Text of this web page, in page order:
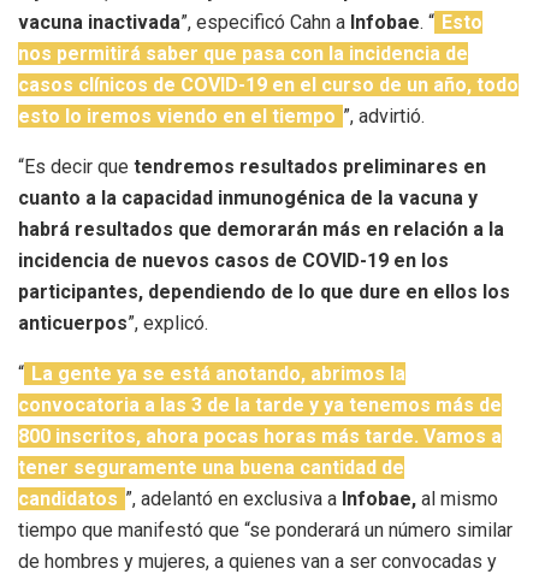
vacuna inactivada”, especificó Cahn a Infobae. “ Esto
nos permitirá saber que pasa con la incidencia de
casos clínicos de COVID-19 en el curso de un año, todo
esto lo iremos viendo en el tiempo ”, advirtió.
“Es decir que tendremos resultados preliminares en
cuanto a la capacidad inmunogénica de la vacuna y
habrá resultados que demorarán más en relación a la
incidencia de nuevos casos de COVID-19 en los
participantes, dependiendo de lo que dure en ellos los
anticuerpos”, explicó.
“ La gente ya se está anotando, abrimos la
convocatoria a las 3 de la tarde y ya tenemos más de
800 inscritos, ahora pocas horas más tarde. Vamos a
tener seguramente una buena cantidad de
candidatos ”, adelantó en exclusiva a Infobae,al mismo
tiempo que manifestó que “se ponderará un número similar
de hombres y mujeres, a quienes van a ser convocadas y